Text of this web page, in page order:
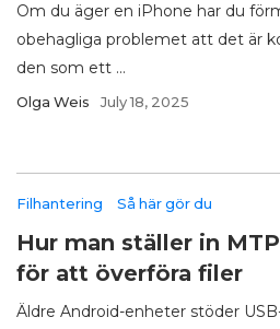
Om du äger en iPhone har du
obehagliga problemet att det är
den som ett ...
Olga Weis July 18, 2025
Filhantering Så här gör du
Hur man ställer in
för att överföra filer
Äldre Android-enheter stöder